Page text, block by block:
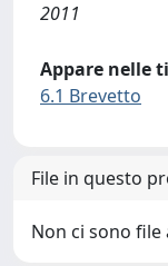
2011
Appare nelle
6.1 Brevetto
File in questo
Non ci sono